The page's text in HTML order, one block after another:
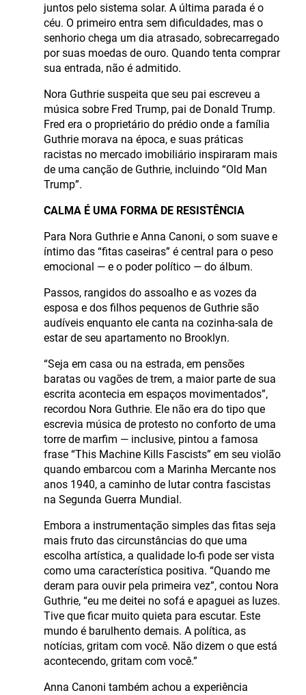
juntos pelo sistema solar. A última parada é o
céu. O primeiro entra sem dificuldades, mas o
senhorio chega um dia atrasado, sobrecarregado
por suas moedas de ouro. Quando tenta comprar
sua entrada, não é admitido.
Nora Guthrie suspeita que seu pai escreveu a
música sobre Fred Trump, pai de Donald Trump.
Fred era o proprietário do prédio onde a família
Guthrie morava na época, e suas práticas
racistas no mercado imobiliário inspiraram mais
de uma canção de Guthrie, incluindo “Old Man
Trump”.
CALMA É UMA FORMA DE RESISTÊNCIA
Para Nora Guthrie e Anna Canoni, o som suave e
íntimo das “fitas caseiras” é central para o peso
emocional — e o poder político — do álbum.
Passos, rangidos do assoalho e as vozes da
esposa e dos filhos pequenos de Guthrie são
audíveis enquanto ele canta na cozinha-sala de
estar de seu apartamento no Brooklyn.
“Seja em casa ou na estrada, em pensões
baratas ou vagões de trem, a maior parte de sua
escrita acontecia em espaços movimentados”,
recordou Nora Guthrie. Ele não era do tipo que
escrevia música de protesto no conforto de uma
torre de marfim — inclusive, pintou a famosa
frase “This Machine Kills Fascists” em seu violão
quando embarcou com a Marinha Mercante nos
anos 1940, a caminho de lutar contra fascistas
na Segunda Guerra Mundial.
Embora a instrumentação simples das fitas seja
mais fruto das circunstâncias do que uma
escolha artística, a qualidade lo-fi pode ser vista
como uma característica positiva. “Quando me
deram para ouvir pela primeira vez”, contou Nora
Guthrie, “eu me deitei no sofá e apaguei as luzes.
Tive que ficar muito quieta para escutar. Este
mundo é barulhento demais. A política, as
notícias, gritam com você. Não dizem o que está
acontecendo, gritam com você.”
Anna Canoni também achou a experiência